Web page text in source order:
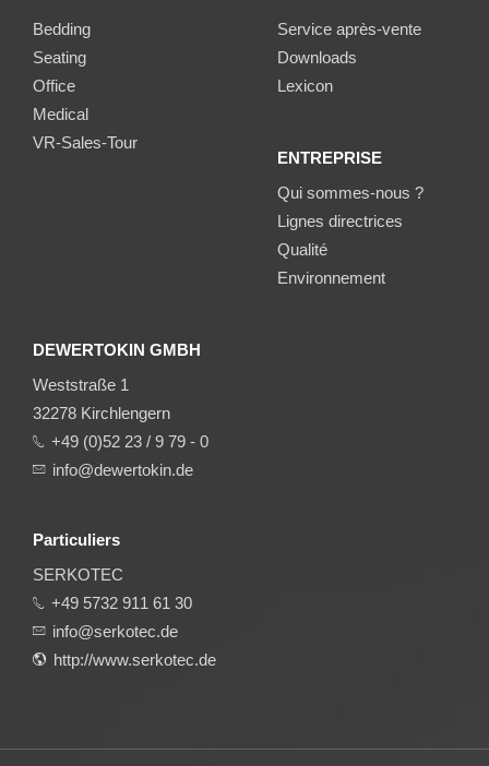
Bedding
Seating
Office
Medical
VR-Sales-Tour
Service après-vente
Downloads
Lexicon
ENTREPRISE
Qui sommes-nous ?
Lignes directrices
Qualité
Environnement
DEWERTOKIN GMBH
Weststraße 1
32278 Kirchlengern
+49 (0)52 23 / 9 79 - 0
info@dewertokin.de
Particuliers
SERKOTEC
+49 5732 911 61 30
info@serkotec.de
http://www.serkotec.de